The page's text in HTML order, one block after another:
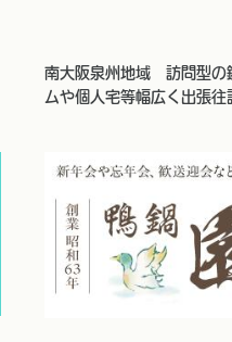
南大阪泉州地域 訪問型の
ムや個人宅等幅広く出張